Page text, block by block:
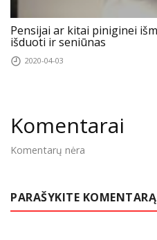
Pensijai ar kitai piniginei
išduoti ir seniūnas
2020-04-03
Komentarai
Komentarų nėra
PARAŠYKITE KOMENTARĄ